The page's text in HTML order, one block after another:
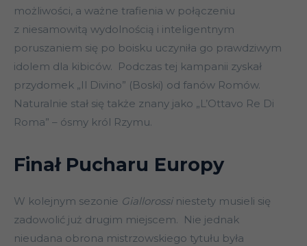
możliwości, a ważne trafienia w połączeniu
z niesamowitą wydolnością i inteligentnym
poruszaniem się po boisku uczyniła go prawdziwym
idolem dla kibiców. Podczas tej kampanii zyskał
przydomek „Il Divino” (Boski) od fanów Romów.
Naturalnie stał się także znany jako „L’Ottavo Re Di
Roma” – ósmy król Rzymu.
Finał Pucharu Europy
W kolejnym sezonie Giallorossiniestety musieli się
zadowolić już drugim miejscem. Nie jednak
nieudana obrona mistrzowskiego tytułu była